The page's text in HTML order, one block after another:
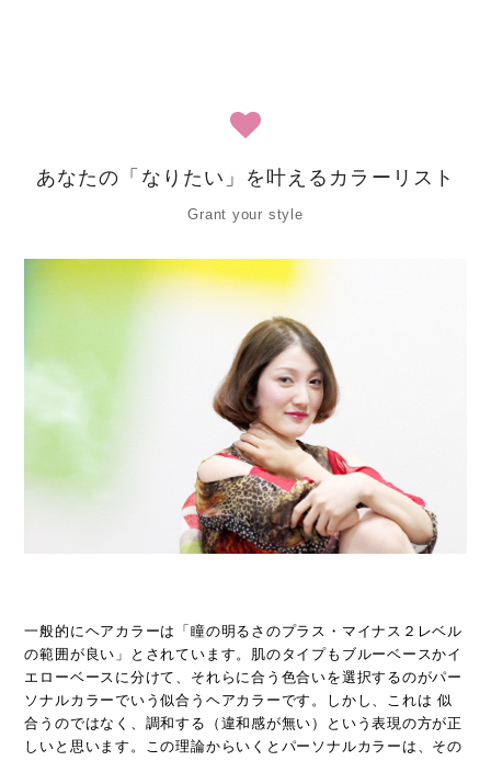
あなたの「なりたい」を叶えるカラーリスト
Grant your style
一般的にヘアカラーは「瞳の明るさのプラス・マイナス２レベル
の範囲が良い」とされています。肌のタイプもブルーベースかイ
エローベースに分けて、それらに合う色合いを選択するのがパー
ソナルカラーでいう似合うヘアカラーです。しかし、これは 似
合うのではなく、調和する（違和感が無い）という表現の方が正
しいと思います。この理論からいくとパーソナルカラーは、その